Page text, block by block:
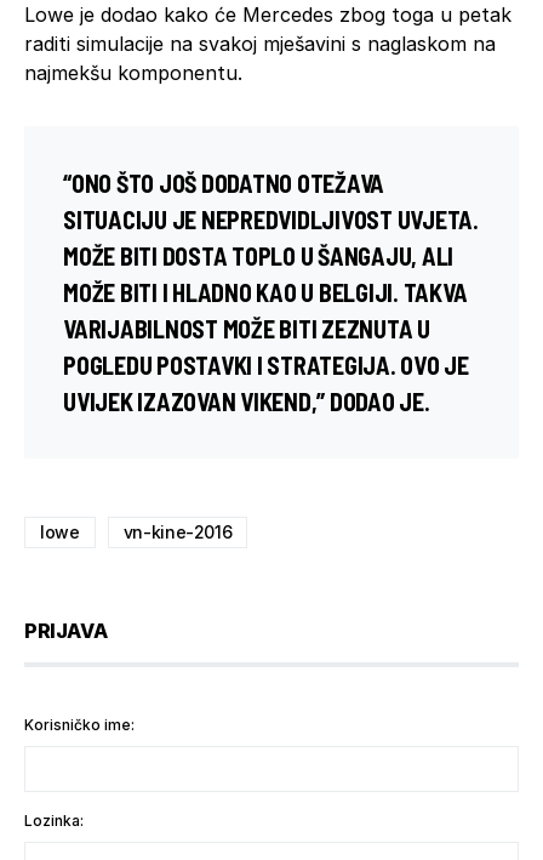
Lowe je dodao kako će Mercedes zbog toga u petak
raditi simulacije na svakoj mješavini s naglaskom na
najmekšu komponentu.
“ONO ŠTO JOŠ DODATNO OTEŽAVA
SITUACIJU JE NEPREDVIDLJIVOST UVJETA.
MOŽE BITI DOSTA TOPLO U ŠANGAJU, ALI
MOŽE BITI I HLADNO KAO U BELGIJI. TAKVA
VARIJABILNOST MOŽE BITI ZEZNUTA U
POGLEDU POSTAVKI I STRATEGIJA. OVO JE
UVIJEK IZAZOVAN VIKEND,” DODAO JE.
lowe vn-kine-2016
PRIJAVA
Korisničko ime:
Lozinka: